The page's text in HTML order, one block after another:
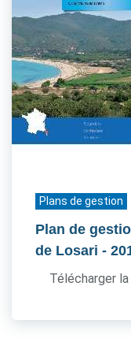
Plans de gestion
Plan de
de Losari -
Télécharger